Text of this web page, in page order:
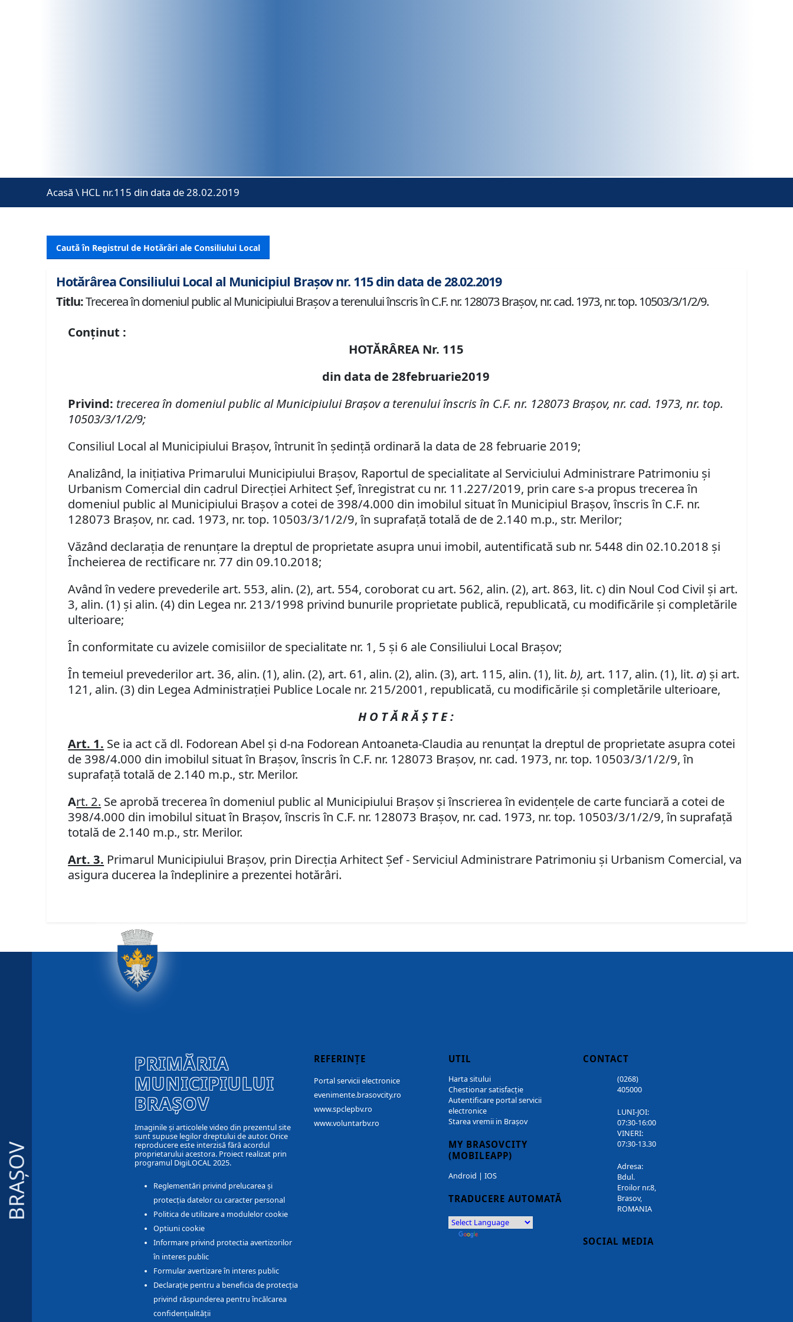
Acasă \ HCL nr.115 din data de 28.02.2019
Caută în Registrul de Hotărâri ale Consiliului Local
Hotărârea Consiliului Local al Municipiul Brașov nr. 115 din data de 28.02.2019
Titlu:Trecerea în domeniul public al Municipiului Braşov a terenului înscris în C.F. nr. 128073 Braşov, nr. cad. 1973, nr. top. 10503/3/1/2/9.
Conținut :
HOTĂRÂREA Nr. 115
din data de 28februarie2019
Privind: trecerea în domeniul public al Municipiului Braşov a terenului înscris în C.F. nr. 128073 Braşov, nr. cad. 1973, nr. top.
10503/3/1/2/9;
Consiliul Local al Municipiului Braşov, întrunit în şedinţă ordinară la data de 28 februarie 2019;
Analizând, la iniţiativa Primarului Municipiului Braşov, Raportul de specialitate al Serviciului Administrare Patrimoniu şi
Urbanism Comercial din cadrul Direcţiei Arhitect Şef, înregistrat cu nr. 11.227/2019, prin care s-a propustrecerea în
domeniul public al Municipiului Braşov a cotei de 398/4.000 din imobilul situat în Municipiul Braşov, înscris în C.F. nr.
128073 Braşov, nr. cad. 1973, nr. top. 10503/3/1/2/9, în suprafaţă totală de de 2.140 m.p., str. Merilor;
Văzând declaraţia de renunţare la dreptul de proprietate asupra unui imobil, autentificată sub nr. 5448 din 02.10.2018 şi
Încheierea de rectificare nr. 77 din 09.10.2018;
Având în vedere prevederile art. 553, alin. (2), art. 554, coroborat cu art. 562, alin. (2), art. 863, lit. c) din Noul Cod Civil şi art.
3, alin. (1) şi alin. (4) din Legea nr. 213/1998 privind bunurile proprietate publică, republicată, cu modificările şi completările
ulterioare;
În conformitate cu avizele comisiilor de specialitate nr. 1, 5 şi 6 ale Consiliului Local Braşov;
În temeiul prevederilor art. 36, alin. (1), alin. (2), art. 61, alin. (2), alin. (3), art. 115, alin. (1), lit.b), art. 117, alin. (1), lit. a) şi art.
121, alin. (3) din Legea Administraţiei Publice Locale nr. 215/2001, republicată, cu modificările şi completările ulterioare,
H O T Ă R Ă Ş T E :
Art. 1. Se ia act că dl. Fodorean Abel şi d-na Fodorean Antoaneta-Claudia au renunţat la dreptul de proprietate asupra cotei
de 398/4.000 din imobilul situat în Braşov, înscris în C.F. nr. 128073 Braşov, nr. cad. 1973, nr. top. 10503/3/1/2/9, în
suprafaţă totală de 2.140 m.p., str. Merilor.
Art. 2. Se aprobă trecerea în domeniul public al Municipiului Braşov şi înscrierea în evidenţele de carte funciară a cotei de
398/4.000 din imobilul situat în Braşov, înscris în C.F. nr. 128073 Braşov, nr. cad. 1973, nr. top. 10503/3/1/2/9, în suprafaţă
totală de 2.140 m.p., str. Merilor.
Art. 3. Primarul Municipiului Braşov, prin Direcţia Arhitect Şef - Serviciul Administrare Patrimoniu şi Urbanism Comercial, va
asigura ducerea la îndeplinire a prezentei hotărâri.
BRAȘOV
PRIMĂRIA
MUNICIPIULUI
BRAȘOV
Imaginile și articolele video din prezentul site
sunt supuse legilor dreptului de autor. Orice
reproducere este interzisă fără acordul
proprietarului acestora. Proiect realizat prin
programul DigiLOCAL 2025.
Reglementări privind prelucarea și
protecția datelor cu caracter personal
Politica de utilizare a modulelor cookie
Optiuni cookie
Informare privind protectia avertizorilor
în interes public
Formular avertizare în interes public
Declarație pentru a beneficia de protecția
privind răspunderea pentru încălcarea
confidențialității
REFERINȚE
Portal servicii electronice
evenimente.brasovcity.ro
www.spclepbv.ro
www.voluntarbv.ro
UTIL
Harta sitului
Chestionar satisfacție
Autentificare portal servicii
electronice
Starea vremii in Brașov
MY BRASOVCITY
(MOBILEAPP)
Android | IOS
TRADUCERE AUTOMATĂ
CONTACT
(0268)
405000
LUNI-JOI:
07:30-16:00
VINERI:
07:30-13.30
Adresa:
Bdul.
Eroilor nr.8,
Brasov,
ROMANIA
SOCIAL MEDIA